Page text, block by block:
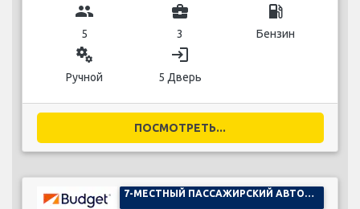
group
5
business_center
3
local_gas_station
Бензин
miscellaneous_services
Ручной
login
5 Дверь
ПОСМОТРЕТЬ...